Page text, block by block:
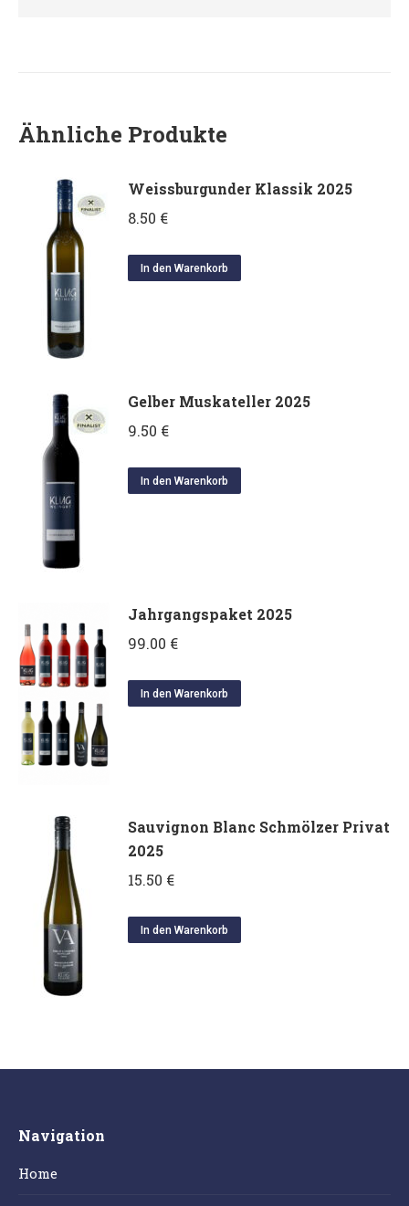
Ähnliche Produkte
Weissburgunder Klassik 2025
8.50 €
In den Warenkorb
Gelber Muskateller 2025
9.50 €
In den Warenkorb
Jahrgangspaket 2025
99.00 €
In den Warenkorb
Sauvignon Blanc Schmölzer Privat
2025
15.50 €
In den Warenkorb
Navigation
Home